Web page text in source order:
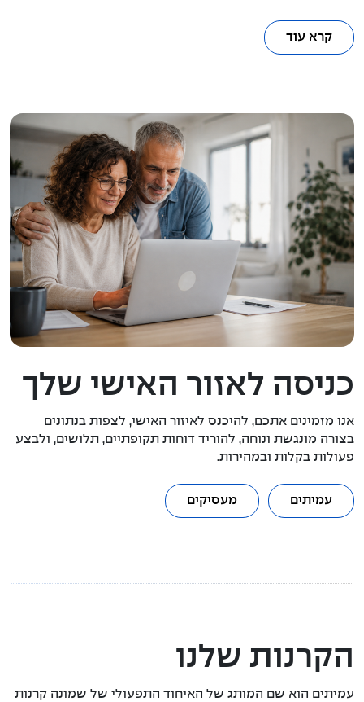
קרא עוד
כניסה לאזור האישי שלך
אנו מזמינים אתכם, להיכנס לאיזור האישי, לצפות בנתונים
בצורה מונגשת ונוחה, להוריד דוחות תקופתיים, תלושים, ולבצע
פעולות בקלות ובמהירות.
עמיתים מעסיקים
הקרנות שלנו
עמיתים הוא שם המותג של האיחוד התפעולי של שמונה קרנות